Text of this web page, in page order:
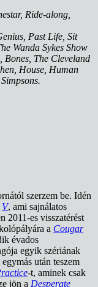
Ride-along,
Past Life, Sit
Wanda Sykes Show
The Cleveland
House, Human
szerzem be. Idén
V, ami sajnálatos
2011-es visszatérést
a Cougar
évados
egyik szériának
után teszem
-t, aminek csak
jön a Desperate